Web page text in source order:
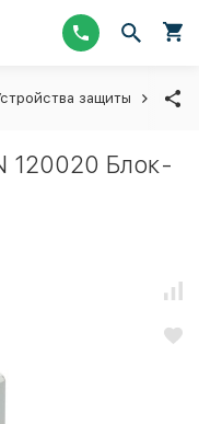
защиты
120020 Блок-